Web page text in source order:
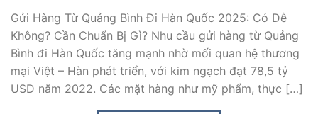
Gửi Hàng Từ Quảng Bình Đi Hàn Quốc 2025: Có Dễ
Không? Cần Chuẩn Bị Gì? Nhu cầu gửi hàng từ Quảng
Bình đi Hàn Quốc tăng mạnh nhờ mối quan hệ thương
mại Việt – Hàn phát triển, với kim ngạch đạt 78,5 tỷ
USD năm 2022. Các mặt hàng như mỹ phẩm, thực […]